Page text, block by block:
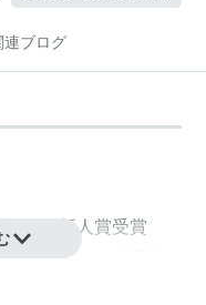
連ブログ
推理新人賞受賞
』で単行本